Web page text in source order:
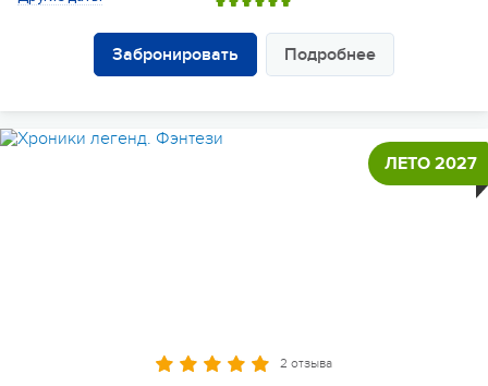
Забронировать Подробнее
2 отзыва
ЛЕТО 2027